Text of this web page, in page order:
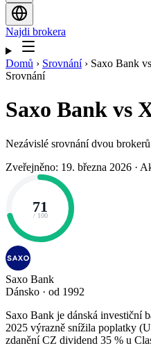
Najdi brokera
Domů › Srovnání › Saxo Bank
Srovnání
Saxo Bank vs
Nezávislé srovnání dvou
Zveřejněno: 19. března 2026 ·
71
/ 100
Saxo Bank
Dánsko · od 1992
Saxo Bank je dánská investiční
2025 výrazně snížila poplatky
zdanění CZ dividend 35 % u